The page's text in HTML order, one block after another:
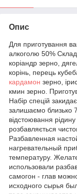
Опис
Для приготування
алкоголю 50%
коріандр зерно,
корінь, перець
кардамон зерно,
кмин зерно.
Набір спецій
залишаємо близько
відстоювання
розбавляється
Разбавленная
нагревательный
температуру.
использовали
самогон - глав
исходного сырья